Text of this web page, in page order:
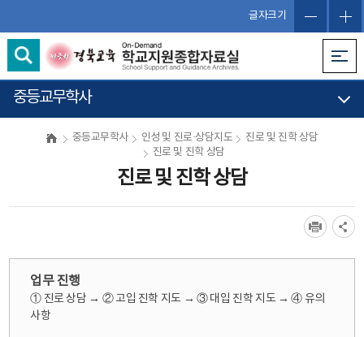
글자크기
중등교무학사
중등교무학사 인성 및 진로·상담지도
진로 및 진학 상담
진로 및 진학 상담
진로 및 진학 상담
업무 진행
① 진로 상담 → ② 고입 진학 지도 → ③ 대입 진학 지도 → ④ 유의
사항